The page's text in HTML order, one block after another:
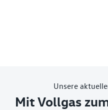
Unsere
Mit Vollgas